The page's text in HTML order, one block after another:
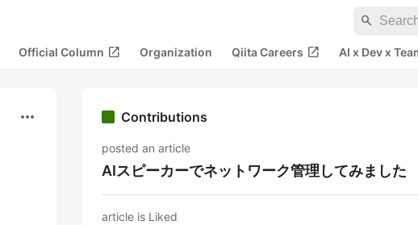
search
Official Column open_in_new Organization Qiita Careers open_in_new AI x Dev x
more_horiz Contributions
posted an article
AIスピーカーでネットワーク管理してみました
article is Liked